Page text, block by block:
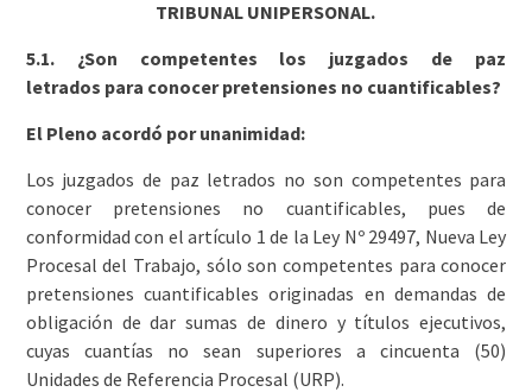
TRIBUNAL UNIPERSONAL.
5.1. ¿Son competentes los juzgados de paz
letrados para conocer pretensiones no cuantificables?
El Pleno acordó por unanimidad:
Los juzgados de paz letrados no son competentes para
conocer pretensiones no cuantificables, pues de
conformidad con el artículo 1 de la Ley Nº 29497, Nueva Ley
Procesal del Trabajo, sólo son competentes para conocer
pretensiones cuantificables originadas en demandas de
obligación de dar sumas de dinero y títulos ejecutivos,
cuyas cuantías no sean superiores a cincuenta (50)
Unidades de Referencia Procesal (URP).